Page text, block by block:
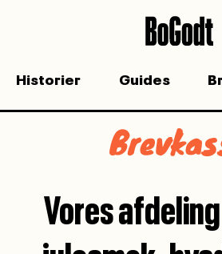
Historier Guides